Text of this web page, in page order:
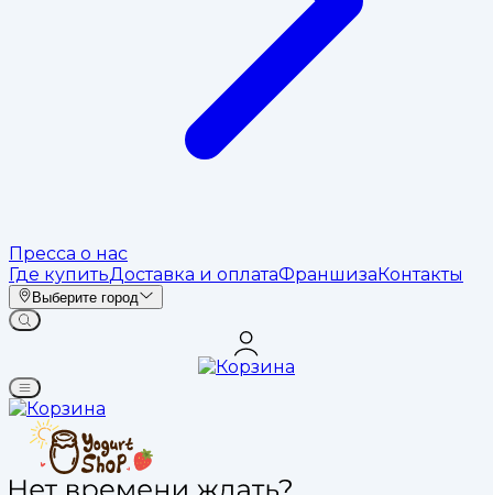
Пресса о нас
Где купитьДоставка и оплатаФраншизаКонтакты
Выберите город